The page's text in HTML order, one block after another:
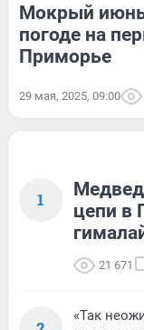
Мокрый
погоде на
Приморье
29 мая, 2025, 09:00
1
цепи в
21 671
«Так